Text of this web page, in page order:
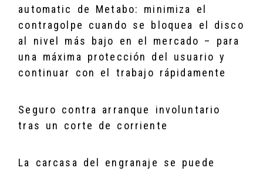
automatic de Metabo: minimiza el
contragolpe cuando se bloquea el disco
al nivel más bajo en el mercado – para
una máxima protección del usuario y
continuar con el trabajo rápidamente
Seguro contra arranque involuntario
tras un corte de corriente
La carcasa del engranaje se puede